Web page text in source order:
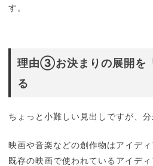
す。
理由③お決まりの展開を
る
ちょっと小難しい見出しですが、分
映画や音楽などの創作物はアイディ
既存の映画で使われているアイデ